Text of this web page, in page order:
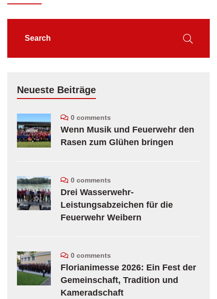
Neueste Beiträge
0 comments
Wenn Musik und Feuerwehr den
Rasen zum Glühen bringen
0 comments
Drei Wasserwehr-
Leistungsabzeichen für die
Feuerwehr Weibern
0 comments
Florianimesse 2026: Ein Fest der
Gemeinschaft, Tradition und
Kameradschaft